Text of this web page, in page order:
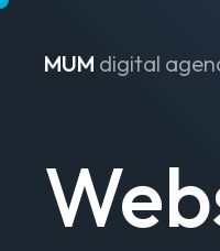
Zum Inhalt
MUM digital